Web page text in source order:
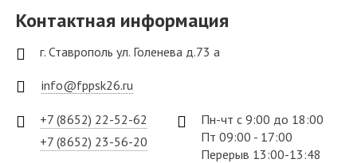
Контактная информация
г. Ставрополь ул. Голенева д.73 а
info@fppsk26.ru
+7 (8652) 22-52-62
+7 (8652) 23-56-20
Пн-чт с 9:00 до 18:00
Пт 09:00 - 17:00
Перерыв 13:00-13:48